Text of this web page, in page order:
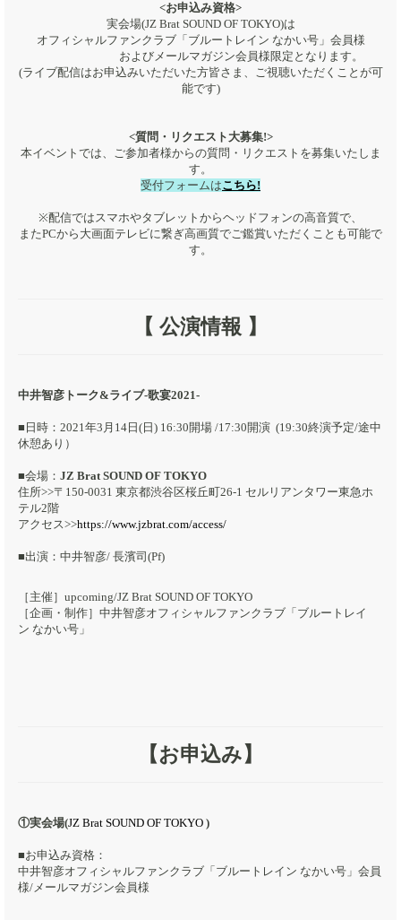
<お申込み資格>
実会場(JZ Brat SOUND OF TOKYO)は
オフィシャルファンクラブ「ブルートレイン なかい号」会員様
およびメールマガジン会員様限定となります。
(ライブ配信はお申込みいただいた方皆さま、ご視聴いただくことが可
能です)
<質問・リクエスト大募集!>​
本イベントでは、ご参加者様からの質問・リクエストを募集いたしま
す。
受付フォームはこちら!
※配信ではスマホやタブレットからヘッドフォンの⾼⾳質で、
またPCから⼤画⾯テレビに繋ぎ⾼画質でご鑑賞いただくことも可能で
す。
【 公演情報 】
中井智彦トーク&ライブ-歌宴2021-
■日時：2021年3月14日(日) 16:30開場 /17:30開演 (19:30終演予定/途中
休憩あり）
■会場： JZ Brat SOUND OF TOKYO
住所>>〒150-0031 東京都渋谷区桜丘町26-1 セルリアンタワー東急ホ
テル2階
アクセス>>https://www.jzbrat.com/access/
■出演：中井智彦/ 長濱司(Pf)
［主催］upcoming/JZ Brat SOUND OF TOKYO
［企画・制作］中井智彦オフィシャルファンクラブ「ブルートレイ
ン なかい号」
【お申込み】
①実会場(JZ Brat SOUND OF TOKYO )
■お申込み資格：
中井智彦オフィシャルファンクラブ「ブルートレイン なかい号」会員
様/メールマガジン会員様